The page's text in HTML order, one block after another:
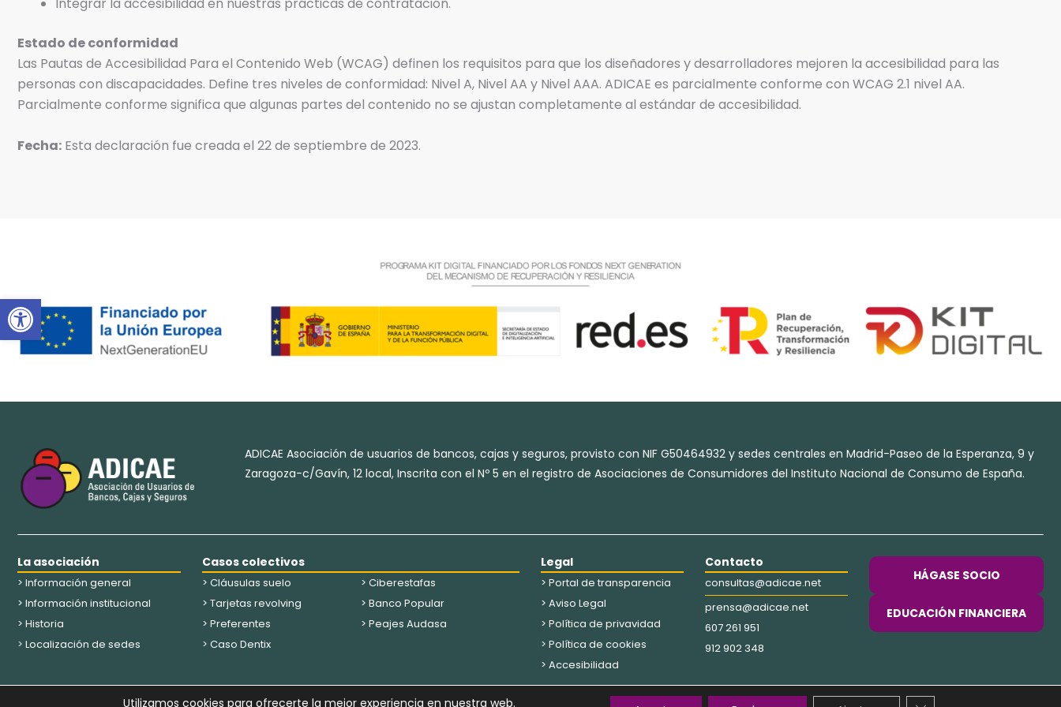
Abrir barra de herramientas
Estado de conformidad
Las Pautas de Accesibilidad Para el Contenido Web (WCAG) definen los requisitos para que los diseñadores y desarrolladores mejoren la accesibilidad para las
personas con discapacidades. Define tres niveles de conformidad: Nivel A, Nivel AA y Nivel AAA. ADICAE es parcialmente conforme con WCAG 2.1 nivel AA.
Parcialmente conforme significa que algunas partes del contenido no se ajustan completamente al estándar de accesibilidad.
Fecha: Esta declaración fue creada el 22 de septiembre de 2023.
ADICAE Asociación de usuarios de bancos, cajas y seguros, provisto con NIF G50464932 y sedes centrales en Madrid-Paseo de la Esperanza, 9 y
Zaragoza-c/Gavín, 12 local, Inscrita con el Nº 5 en el registro de Asociaciones de Consumidores del Instituto Nacional de Consumo de España.
La asociación
> Información general
> Información institucional
> Historia
> Localización de sedes
Casos colectivos
> Cláusulas suelo
> Tarjetas revolving
> Preferentes
> Caso Dentix
> Ciberestafas
> Banco Popular
> Peajes Audasa
Legal
> Portal de transparencia
> Aviso Legal
> Política de privavidad
> Política de cookies
> Accesibilidad
Contacto
consultas@adicae.net
prensa@adicae.net
607 261 951
912 902 348
HÁGASE SOCIO
EDUCACIÓN FINANCIERA
Utilizamos cookies para ofrecerte la mejor experiencia en nuestra web.